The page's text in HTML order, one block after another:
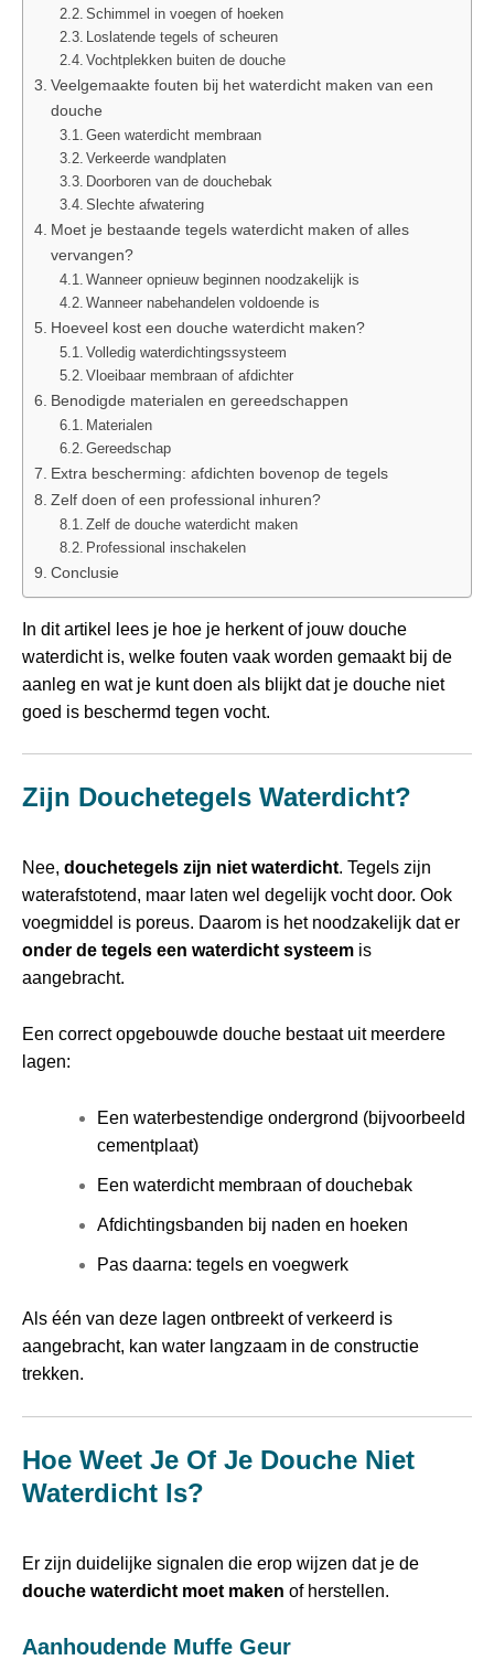
Schimmel in voegen of hoeken
Loslatende tegels of scheuren
Vochtplekken buiten de douche
Veelgemaakte fouten bij het waterdicht maken van een
douche
Geen waterdicht membraan
Verkeerde wandplaten
Doorboren van de douchebak
Slechte afwatering
Moet je bestaande tegels waterdicht maken of alles
vervangen?
Wanneer opnieuw beginnen noodzakelijk is
Wanneer nabehandelen voldoende is
Hoeveel kost een douche waterdicht maken?
Volledig waterdichtingssysteem
Vloeibaar membraan of afdichter
Benodigde materialen en gereedschappen
Materialen
Gereedschap
Extra bescherming: afdichten bovenop de tegels
Zelf doen of een professional inhuren?
Zelf de douche waterdicht maken
Professional inschakelen
Conclusie
In dit artikel lees je hoe je herkent of jouw douche
waterdicht is, welke fouten vaak worden gemaakt bij de
aanleg en wat je kunt doen als blijkt dat je douche niet
goed is beschermd tegen vocht.
Zijn Douchetegels Waterdicht?
Nee, douchetegels zijn niet waterdicht. Tegels zijn
waterafstotend, maar laten wel degelijk vocht door. Ook
voegmiddel is poreus. Daarom is het noodzakelijk dat er
onder de tegels een waterdicht systeem is
aangebracht.
Een correct opgebouwde douche bestaat uit meerdere
lagen:
Een waterbestendige ondergrond (bijvoorbeeld
cementplaat)
Een waterdicht membraan of douchebak
Afdichtingsbanden bij naden en hoeken
Pas daarna: tegels en voegwerk
Als één van deze lagen ontbreekt of verkeerd is
aangebracht, kan water langzaam in de constructie
trekken.
Hoe Weet Je Of Je Douche Niet
Waterdicht Is?
Er zijn duidelijke signalen die erop wijzen dat je de
douche waterdicht moet maken of herstellen.
Aanhoudende Muffe Geur